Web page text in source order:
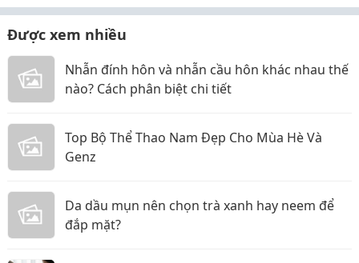
Được xem nhiều
Nhẫn đính hôn và nhẫn cầu hôn khác nhau thế
nào? Cách phân biệt chi tiết
Top Bộ Thể Thao Nam Đẹp Cho Mùa Hè Và
Genz
Da dầu mụn nên chọn trà xanh hay neem để
đắp mặt?